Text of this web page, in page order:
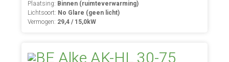
Plaatsing: Binnen (ruimteverwarming)
Lichtsoort: No Glare (geen licht)
Vermogen: 29,4 / 15,0kW